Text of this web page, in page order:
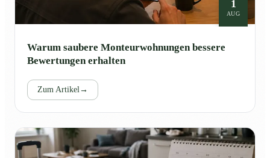
1
AUG
Warum saubere Monteurwohnungen bessere
Bewertungen erhalten
Zum Artikel→